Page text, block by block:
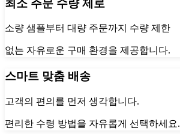
최소 주문 수량 제로
소량 샘플부터 대량 주문까지 수량 제한
없는 자유로운 구매 환경을 제공합니다.
스마트 맞춤 배송
고객의 편의를 먼저 생각합니다.
편리한 수령 방법을 자유롭게 선택하세요.